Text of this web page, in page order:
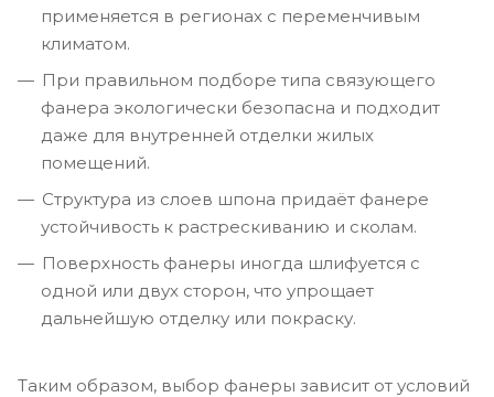
применяется в регионах с переменчивым
климатом.
При правильном подборе типа связующего
фанера экологически безопасна и подходит
даже для внутренней отделки жилых
помещений.
Структура из слоев шпона придаёт фанере
устойчивость к растрескиванию и сколам.
Поверхность фанеры иногда шлифуется с
одной или двух сторон, что упрощает
дальнейшую отделку или покраску.
Таким образом, выбор фанеры зависит от условий